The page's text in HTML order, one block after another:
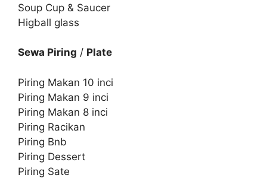
Soup Cup & Saucer
Higball glass
Sewa Piring / Plate
Piring Makan 10 inci
Piring Makan 9 inci
Piring Makan 8 inci
Piring Racikan
Piring Bnb
Piring Dessert
Piring Sate